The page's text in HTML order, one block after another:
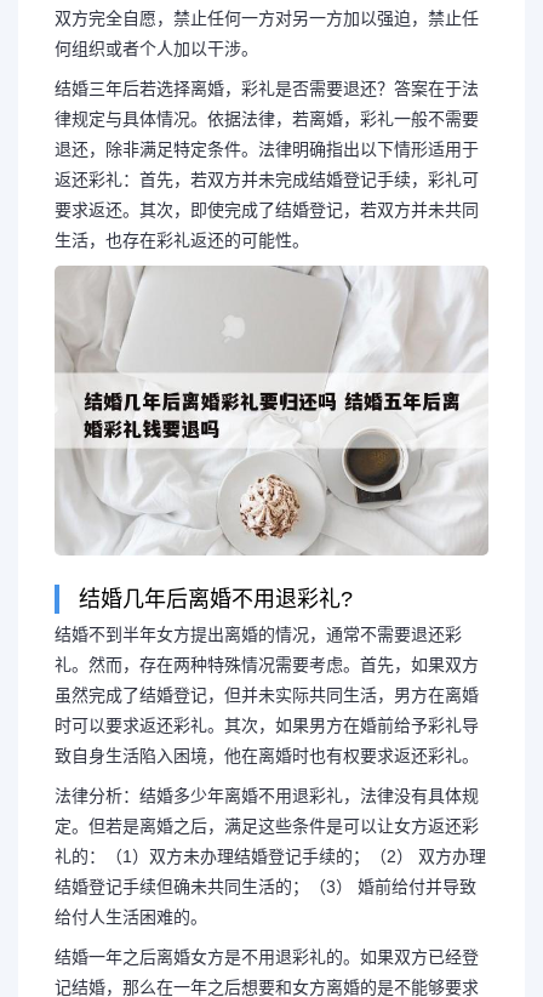
双方完全自愿，禁止任何一方对另一方加以强迫，禁止任
何组织或者个人加以干涉。
结婚三年后若选择离婚，彩礼是否需要退还？答案在于法
律规定与具体情况。依据法律，若离婚，彩礼一般不需要
退还，除非满足特定条件。法律明确指出以下情形适用于
返还彩礼：首先，若双方并未完成结婚登记手续，彩礼可
要求返还。其次，即使完成了结婚登记，若双方并未共同
生活，也存在彩礼返还的可能性。
结婚几年后离婚不用退彩礼?
结婚不到半年女方提出离婚的情况，通常不需要退还彩
礼。然而，存在两种特殊情况需要考虑。首先，如果双方
虽然完成了结婚登记，但并未实际共同生活，男方在离婚
时可以要求返还彩礼。其次，如果男方在婚前给予彩礼导
致自身生活陷入困境，他在离婚时也有权要求返还彩礼。
法律分析：结婚多少年离婚不用退彩礼，法律没有具体规
定。但若是离婚之后，满足这些条件是可以让女方返还彩
礼的：（1）双方未办理结婚登记手续的；（2） 双方办理
结婚登记手续但确未共同生活的；（3） 婚前给付并导致
给付人生活困难的。
结婚一年之后离婚女方是不用退彩礼的。如果双方已经登
记结婚，那么在一年之后想要和女方离婚的是不能够要求